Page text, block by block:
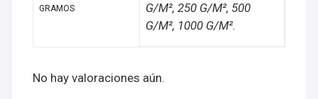
GRAMOS
G/M², 250 G/M², 500
G/M², 1000 G/M².
No hay valoraciones aún.